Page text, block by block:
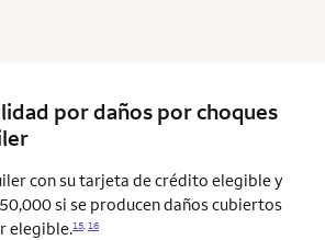
por daños por choques
con su tarjeta de crédito elegible y
si se producen daños cubiertos
elegible.15 16